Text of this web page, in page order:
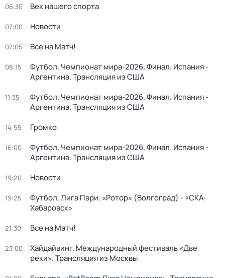
06:30 Век нашего спорта
07:00 Новости
07:05 Все на Матч!
08:15
Футбол. Чемпионат мира-2026. Финал. Испания -
Аргентина. Трансляция из США
11:35
Футбол. Чемпионат мира-2026. Финал. Испания -
Аргентина. Трансляция из США
14:55 Громко
16:00
Футбол. Чемпионат мира-2026. Финал. Испания -
Аргентина. Трансляция из США
19:20 Новости
19:25
Футбол. Лига Пари. «Ротор» (Волгоград) - «СКА-
Хабаровск»
21:30 Все на Матч!
23:00
Хайдайвинг. Международный фестиваль «Две
реки». Трансляция из Москвы